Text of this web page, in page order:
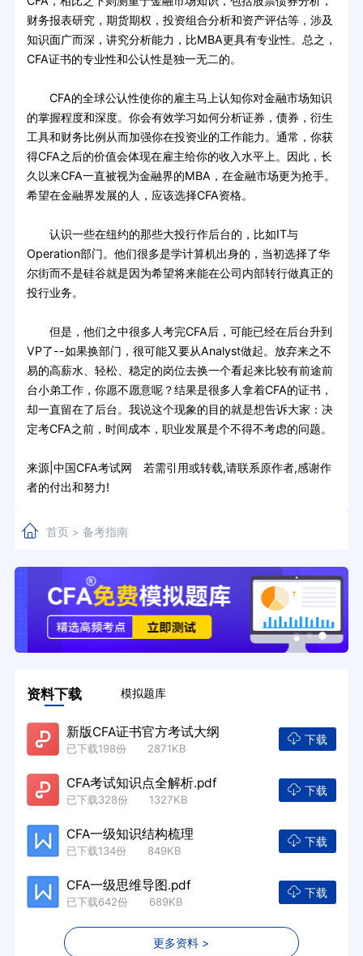
财务报表研究，期货期权，投资组合分析和资产评估等，涉及
知识面广而深，讲究分析能力，比MBA更具有专业性。总之，
CFA证书的专业性和公认性是独一无二的。
CFA的全球公认性使你的雇主马上认知你对金融市场知识
的掌握程度和深度。你会有效学习如何分析证券，债券，衍生
工具和财务比例从而加强你在投资业的工作能力。通常，你获
得CFA之后的价值会体现在雇主给你的收入水平上。因此，长
久以来CFA一直被视为金融界的MBA，在金融市场更为抢手。
希望在金融界发展的人，应该选择CFA资格。
认识一些在纽约的那些大投行作后台的，比如IT与
Operation部门。他们很多是学计算机出身的，当初选择了华
尔街而不是硅谷就是因为希望将来能在公司内部转行做真正的
投行业务。
但是，他们之中很多人考完CFA后，可能已经在后台升到
VP了--如果换部门，很可能又要从Analyst做起。放弃来之不
易的高薪水、轻松、稳定的岗位去换一个看起来比较有前途前
台小弟工作，你愿不愿意呢？结果是很多人拿着CFA的证书，
却一直留在了后台。我说这个现象的目的就是想告诉大家：决
定考CFA之前，时间成本，职业发展是个不得不考虑的问题。
来源|中国CFA考试网 若需引用或转载,请联系原作者,感谢作
者的付出和努力!
首页> 备考指南
资料下载 模拟题库
新版CFA证书官方考试大纲
已下载198份 2871KB
下载
CFA考试知识点全解析.pdf
已下载328份 1327KB
下载
CFA一级知识结构梳理
已下载134份 849KB
下载
CFA一级思维导图.pdf
已下载642份 689KB
下载
更多资料 >